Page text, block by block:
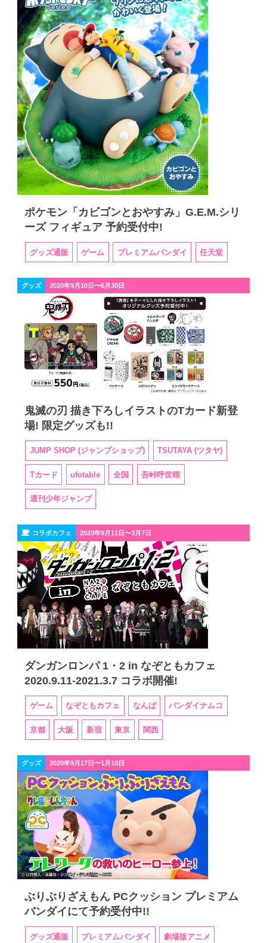
ポケモン「カビゴンとおやすみ」G.E.M.シリ
ーズ フィギュア 予約受付中!
グッズ通販 ゲーム プレミアムバンダイ 任天堂
グッズ 2020年9月10日〜6月30日
鬼滅の刃 描き下ろしイラストのTカード新登
場! 限定グッズも!!
JUMP SHOP (ジャンプショップ) TSUTAYA (ツタヤ)
Tカード ufotable 全国 吾峠呼世晴
週刊少年ジャンプ
コラボカフェ 2020年9月11日〜3月7日
ダンガンロンパ 1・2 in なぞともカフェ
2020.9.11-2021.3.7 コラボ開催!
ゲーム なぞともカフェ なんば バンダイナムコ
京都 大阪 新宿 東京 関西
グッズ 2020年9月17日〜1月10日
ぶりぶりざえもん PCクッション プレミアム
バンダイにて予約受付中!!
グッズ通販 プレミアムバンダイ 劇場版アニメ